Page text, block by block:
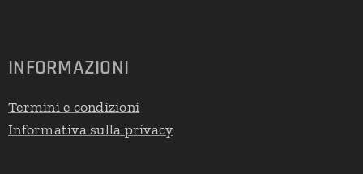
INFORMAZIONI
Termini e condizioni
Informativa sulla privacy